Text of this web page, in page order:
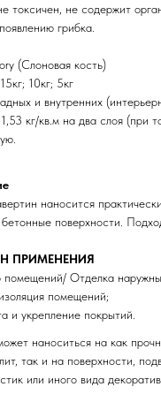
токсичен, не содержит
грибка.
(Слоновая кость)
10кг; 5кг
и внутренних
кг/кв.м на два слоя
наносится
поверхности.
ПРИМЕНЕНИЯ
Отделка
помещений;
и укрепление покрытий.
наноситься на как
так и на поверхности,
или иного вида